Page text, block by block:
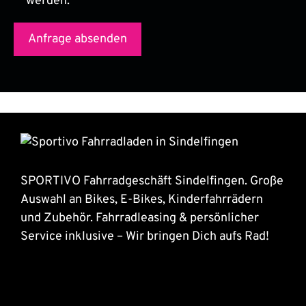
SPORTIVO Fahrradgeschäft Sindelfingen. Große
Auswahl an Bikes, E-Bikes, Kinderfahrrädern
und Zubehör. Fahrradleasing & persönlicher
Service inklusive – Wir bringen Dich aufs Rad!